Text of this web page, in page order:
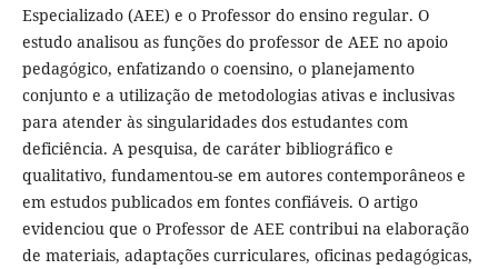
Especializado (AEE) e o Professor do ensino regular. O
estudo analisou as funções do professor de AEE no apoio
pedagógico, enfatizando o coensino, o planejamento
conjunto e a utilização de metodologias ativas e inclusivas
para atender às singularidades dos estudantes com
deficiência. A pesquisa, de caráter bibliográfico e
qualitativo, fundamentou-se em autores contemporâneos e
em estudos publicados em fontes confiáveis. O artigo
evidenciou que o Professor de AEE contribui na elaboração
de materiais, adaptações curriculares, oficinas pedagógicas,